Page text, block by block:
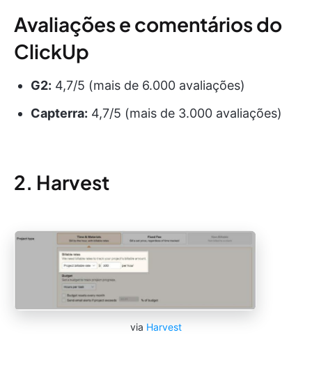
Avaliações e comentários do
ClickUp
G2: 4,7/5 (mais de 6.000 avaliações)
Capterra: 4,7/5 (mais de 3.000 avaliações)
2. Harvest
via Harvest